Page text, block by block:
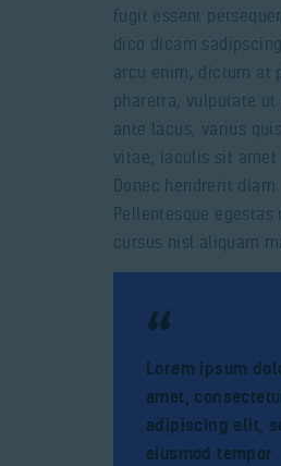
fugit essent
dico dicam
arcu enim, dictum at
pharetra, vulputate ut
ante lacus, varius
vitae, iaculis sit amet
Donec hendrerit diam.
Pellentesque egestas
cursus nisl aliquam
Lorem ipsum
amet,
adipiscing elit,
eiusmod tempor